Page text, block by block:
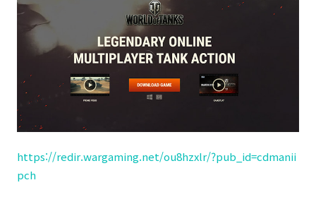
https://redir.wargaming.net/ou8hzxlr/?pub_id=cdmanii
pch